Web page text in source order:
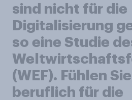
sind nicht für die
Digitalisierung
so eine Studie
(WEF). Fühlen
beruflich für die